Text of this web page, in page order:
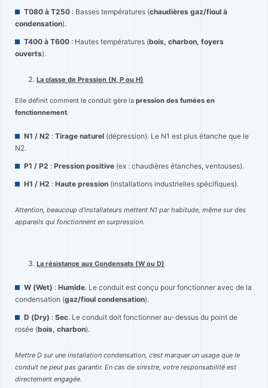
T080 à T250 : Basses températures (chaudières gaz/fioul à
condensation).
T400 à T600 : Hautes températures (bois, charbon, foyers
ouverts).
La classe de Pression (N, P ou H)
Elle définit comment le conduit gère la pression des fumées en
fonctionnement.
N1 / N2 : Tirage naturel (dépression). Le N1 est plus étanche que le
N2.
P1 / P2 : Pression positive (ex : chaudières étanches, ventouses).
H1 / H2 : Haute pression (installations industrielles spécifiques).
Attention, beaucoup d’installateurs mettent N1 par habitude, même sur des
appareils qui fonctionnent en surpression.
La résistance aux Condensats (W ou D)
W (Wet) : Humide. Le conduit est conçu pour fonctionner avec de la
condensation (gaz/fioul condensation).
D (Dry) : Sec. Le conduit doit fonctionner au-dessus du point de
rosée (bois, charbon).
Mettre D sur une installation condensation, c’est marquer un usage que le
conduit ne peut pas garantir. En cas de sinistre, votre responsabilité est
directement engagée.